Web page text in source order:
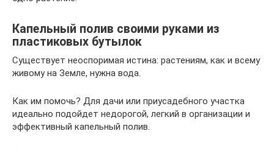
Капельный полив своими руками из
пластиковых бутылок
Существует неоспоримая истина: растениям, как и всему
живому на Земле, нужна вода.
Как им помочь? Для дачи или приусадебного участка
идеально подойдет недорогой, легкий в организации и
эффективный капельный полив.